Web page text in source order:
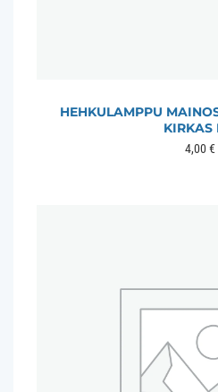
HEHKULAMPPU
KIRKAS
4,00€